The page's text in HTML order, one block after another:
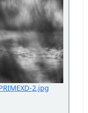
2.jpg